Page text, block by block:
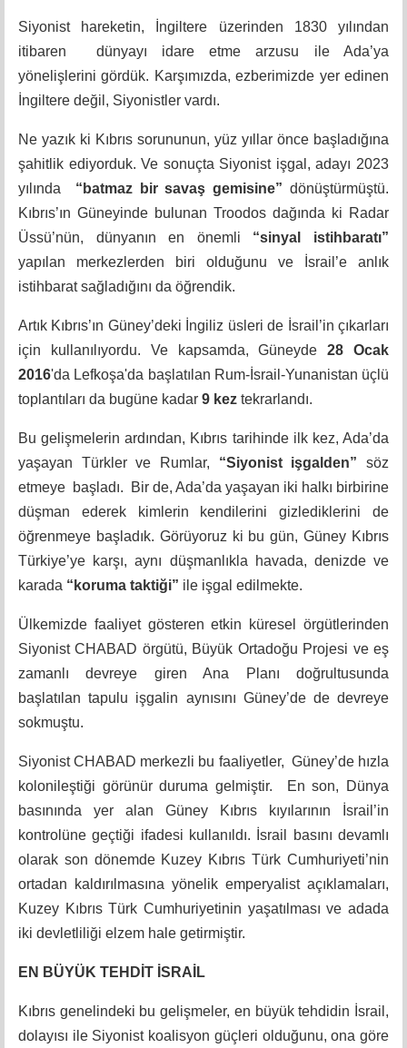
Siyonist hareketin, İngiltere üzerinden 1830 yılından
itibaren dünyayı idare etme arzusu ile Ada’ya
yönelişlerini gördük. Karşımızda, ezberimizde yer edinen
İngiltere değil, Siyonistler vardı.
Ne yazık ki Kıbrıs sorununun, yüz yıllar önce başladığına
şahitlik ediyorduk. Ve sonuçta Siyonist işgal, adayı 2023
yılında “batmaz bir savaş gemisine” dönüştürmüştü.
Kıbrıs’ın Güneyinde bulunan Troodos dağında ki Radar
Üssü’nün, dünyanın en önemli “sinyal istihbaratı”
yapılan merkezlerden biri olduğunu ve İsrail’e anlık
istihbarat sağladığını da öğrendik.
Artık Kıbrıs’ın Güney’deki İngiliz üsleri de İsrail’in çıkarları
için kullanılıyordu. Ve kapsamda, Güneyde28 Ocak
2016'da Lefkoşa'da başlatılan Rum-İsrail-Yunanistan üçlü
toplantıları da bugüne kadar 9 kez tekrarlandı.
Bu gelişmelerin ardından, Kıbrıs tarihinde ilk kez, Ada’da
yaşayan Türkler ve Rumlar, “Siyonist işgalden” söz
etmeye başladı. Bir de, Ada’da yaşayan iki halkı birbirine
düşman ederek kimlerin kendilerini gizlediklerini de
öğrenmeye başladık. Görüyoruz ki bu gün, Güney Kıbrıs
Türkiye’ye karşı, aynı düşmanlıkla havada, denizde ve
karada “koruma taktiği” ile işgal edilmekte.
Ülkemizde faaliyet gösteren etkin küresel örgütlerinden
Siyonist CHABAD örgütü, Büyük Ortadoğu Projesi ve eş
zamanlı devreye giren Ana Planı doğrultusunda
başlatılan tapulu işgalin aynısını Güney’de de devreye
sokmuştu.
Siyonist CHABAD merkezli bu faaliyetler, Güney’de hızla
kolonileştiği görünür duruma gelmiştir. En son, Dünya
basınında yer alan Güney Kıbrıs kıyılarının İsrail’in
kontrolüne geçtiği ifadesi kullanıldı. İsrail basını devamlı
olarak son dönemde Kuzey Kıbrıs Türk Cumhuriyeti’nin
ortadan kaldırılmasına yönelik emperyalist açıklamaları,
Kuzey Kıbrıs Türk Cumhuriyetinin yaşatılması ve adada
iki devletliliği elzem hale getirmiştir.
EN BÜYÜK TEHDİT İSRAİL
Kıbrıs genelindeki bu gelişmeler, en büyük tehdidin İsrail,
dolayısı ile Siyonist koalisyon güçleri olduğunu, ona göre